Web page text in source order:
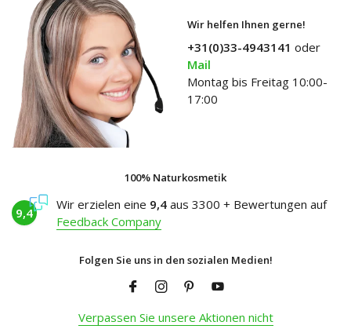
Wir helfen Ihnen gerne!
+31(0)33-4943141 oder
Mail
Montag bis Freitag 10:00-
17:00
100% Naturkosmetik
9,4
Wir erzielen eine 9,4 aus 3300 + Bewertungen auf
Feedback Company
Folgen Sie uns in den sozialen Medien!
Verpassen Sie unsere Aktionen nicht